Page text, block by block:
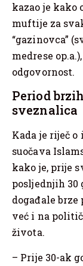
kazao je kako
muftije za
“gazinovca”
medrese
odgovornost.
Period
sveznalica
Kada je riječ
suočava
kako je, prije
posljednjih 30
događale
već i na
života.
– Prije 30-ak